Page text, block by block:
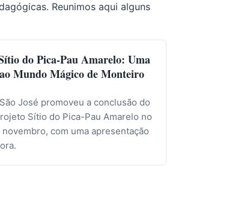
Reunimos aqui alguns
do Pica-Pau Amarelo: Uma
Mundo Mágico de Monteiro
José promoveu a conclusão do
Sítio do Pica-Pau Amarelo no
com uma apresentação